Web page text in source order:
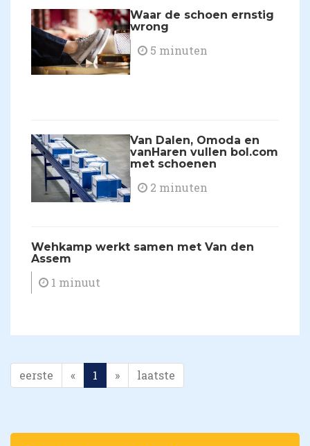
Waar de schoen ernstig
wrong
5 minuten
Van Dalen, Omoda en
vanHaren vullen bol.com
met schoenen
2 minuten
Wehkamp werkt samen met Van den
Assem
1 minuut
eerste « 1 » laatste